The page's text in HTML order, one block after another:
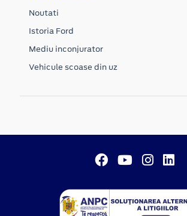
Noutati
Istoria Ford
Mediu inconjurator
Vehicule scoase din uz